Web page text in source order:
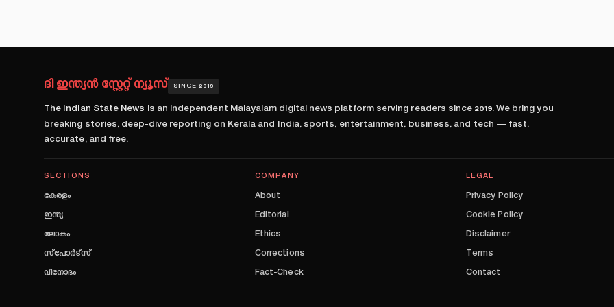
ദി ഇന്ത്യൻ സ്റ്റേറ്റ് ന്യൂസ് SINCE 2019
The Indian State News is an independent Malayalam digital news platform serving readers since 2019. We bring you
breaking stories, deep-dive reporting on Kerala and India, sports, entertainment, business, and tech — fast,
accurate, and free.
SECTIONS
കേരളം
ഇന്ത്യ
ലോകം
സ്പോർട്സ്
വിനോദം
COMPANY
About
Editorial
Ethics
Corrections
Fact-Check
LEGAL
Privacy Policy
Cookie Policy
Disclaimer
Terms
Contact